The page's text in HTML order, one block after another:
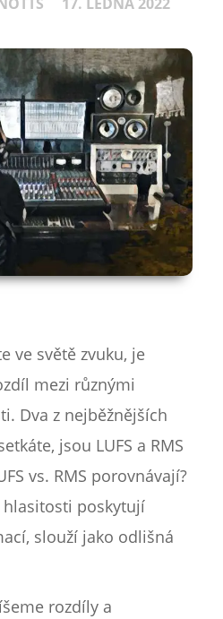
ve světě zvuku, je
mezi různými
Dva z nejběžnějších
jsou LUFS a RMS
vs. RMS porovnávají?
poskytují
slouží jako odlišná
rozdíly a